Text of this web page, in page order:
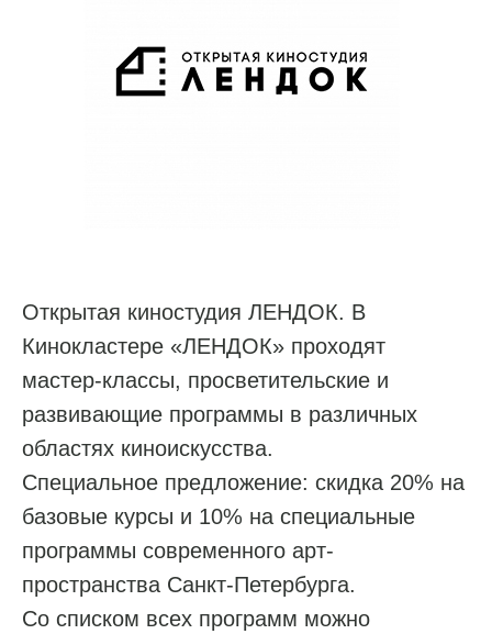
Открытая киностудия ЛЕНДОК. В
Кинокластере «ЛЕНДОК» проходят
мастер-классы, просветительские и
развивающие программы в различных
областях киноискусства.
Специальное предложение: скидка 20% на
базовые курсы и 10% на специальные
программы современного арт-
пространства Санкт-Петербурга.
Со списком всех программ можно